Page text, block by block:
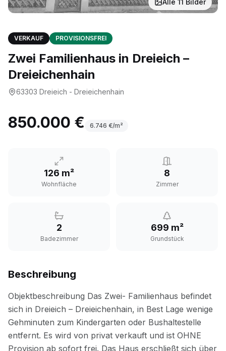
Alle 11 Bilder
VERKAUF PROVISIONSFREI
Zwei Familienhaus in Dreieich –
Dreieichenhain
63303 Dreieich - Dreieichenhain
850.000 € 6.746 €/m²
126 m²
Wohnfläche
8
Zimmer
2
Badezimmer
699 m²
Grundstück
Beschreibung